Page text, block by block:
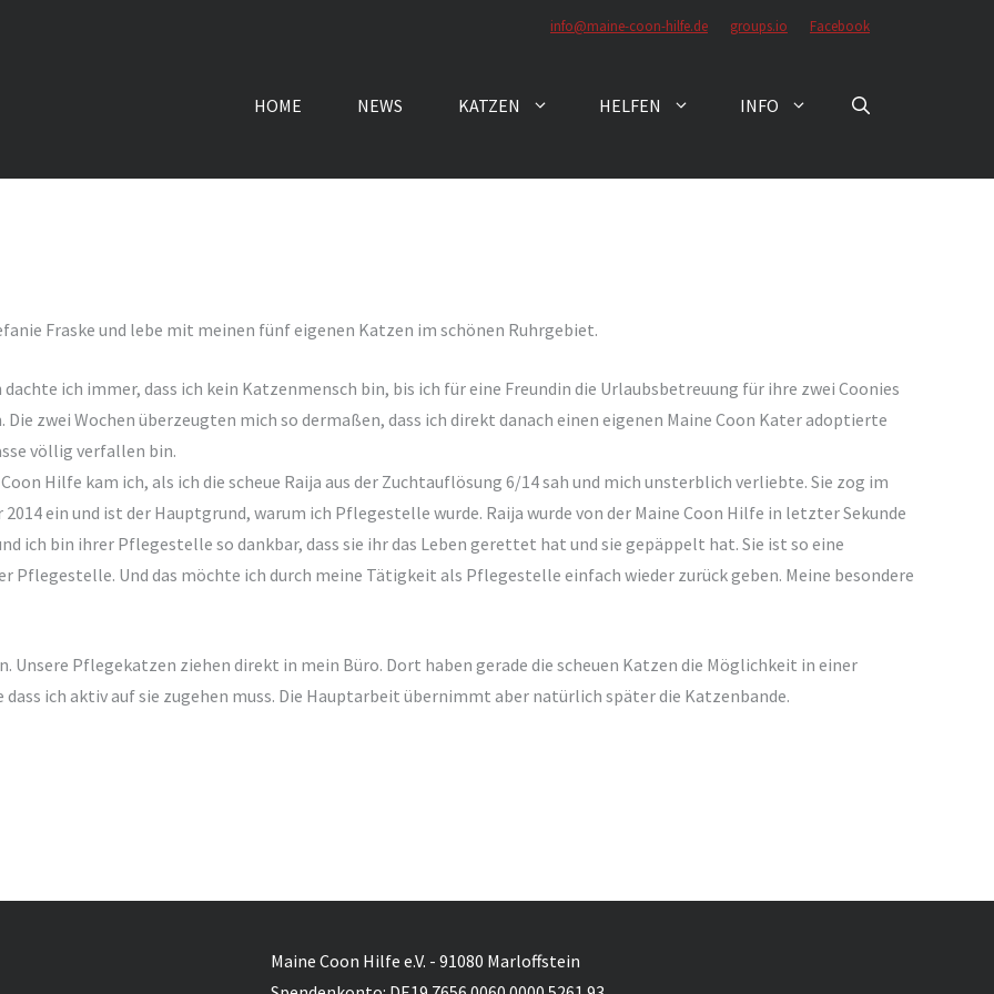
info@maine-coon-hilfe.de groups.io Facebook
HOME NEWS KATZEN HELFEN INFO
Fraske und lebe mit meinen fünf eigenen Katzen im schönen Ruhrgebiet.
ich immer, dass ich kein Katzenmensch bin, bis ich für eine Freundin die Urlaubsbetreuung für ihre zwei Coonies
Die zwei Wochen überzeugten mich so dermaßen, dass ich direkt danach einen eigenen Maine Coon Kater adoptierte
völlig verfallen bin.
Hilfe kam ich, als ich die scheue Raija aus der Zuchtauflösung 6/14 sah und mich unsterblich verliebte. Sie zog im
2014 ein und ist der Hauptgrund, warum ich Pflegestelle wurde. Raija wurde von der Maine Coon Hilfe in letzter Sekunde
ich bin ihrer Pflegestelle so dankbar, dass sie ihr das Leben gerettet hat und sie gepäppelt hat. Sie ist so eine
Pflegestelle. Und das möchte ich durch meine Tätigkeit als Pflegestelle einfach wieder zurück geben. Meine besondere
Unsere Pflegekatzen ziehen direkt in mein Büro. Dort haben gerade die scheuen Katzen die Möglichkeit in einer
ich aktiv auf sie zugehen muss. Die Hauptarbeit übernimmt aber natürlich später die Katzenbande.
Maine Coon Hilfe e.V. - 91080 Marloffstein